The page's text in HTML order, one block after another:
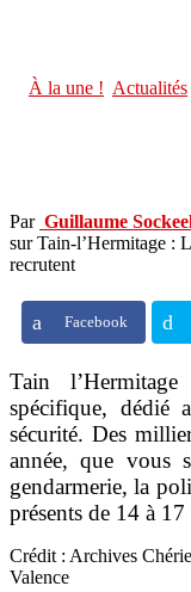
À la une ! Actualités
Par Guillaume
sur Tain-l’Hermitage :
recrutent
Facebook
Tain
spécifique, dédié
sécurité. Des
année, que vous
gendarmerie, la
présents de 14 à 17
Crédit : Archives
Valence